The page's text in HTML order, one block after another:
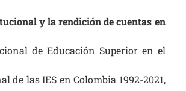
y la rendición de cuentas en
de Educación Superior en el
las IES en Colombia 1992-2021,